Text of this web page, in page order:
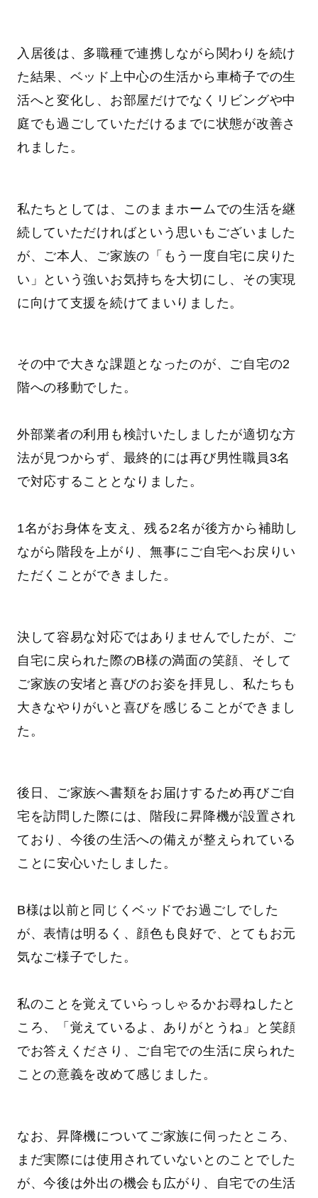
入居後は、多職種で連携しながら関わりを続け
た結果、ベッド上中心の生活から車椅子での生
活へと変化し、お部屋だけでなくリビングや中
庭でも過ごしていただけるまでに状態が改善さ
れました。
私たちとしては、このままホームでの生活を継
続していただければという思いもございました
が、ご本人、ご家族の「もう一度自宅に戻りた
い」という強いお気持ちを大切にし、その実現
に向けて支援を続けてまいりました。
その中で大きな課題となったのが、ご自宅の2
階への移動でした。
外部業者の利用も検討いたしましたが適切な方
法が見つからず、最終的には再び男性職員3名
で対応することとなりました。
1名がお身体を支え、残る2名が後方から補助し
ながら階段を上がり、無事にご自宅へお戻りい
ただくことができました。
決して容易な対応ではありませんでしたが、ご
自宅に戻られた際のB様の満面の笑顔、そして
ご家族の安堵と喜びのお姿を拝見し、私たちも
大きなやりがいと喜びを感じることができまし
た。
後日、ご家族へ書類をお届けするため再びご自
宅を訪問した際には、階段に昇降機が設置され
ており、今後の生活への備えが整えられている
ことに安心いたしました。
B様は以前と同じくベッドでお過ごしでした
が、表情は明るく、顔色も良好で、とてもお元
気なご様子でした。
私のことを覚えていらっしゃるかお尋ねしたと
ころ、「覚えているよ、ありがとうね」と笑顔
でお答えくださり、ご自宅での生活に戻られた
ことの意義を改めて感じました。
なお、昇降機についてご家族に伺ったところ、
まだ実際には使用されていないとのことでした
が、今後は外出の機会も広がり、自宅での生活